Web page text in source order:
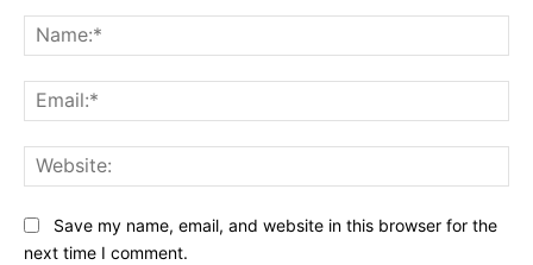
Save my name, email, and website in this browser for the
next time I comment.